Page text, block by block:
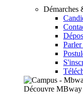
Démarches
Découvre MBway